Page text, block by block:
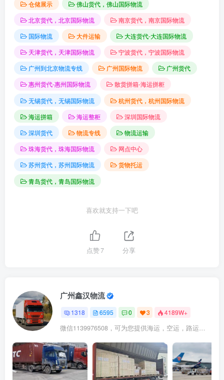
仓储展示
佛山货代，佛山国际物流
北京货代，北京国际物流
南京货代，南京国际物流
国际物流
大件运输
大连货代-大连国际物流
天津货代，天津国际物流
宁波货代，宁波国际物流
广州到北京物流专线
广州国际物流
广州货代
惠州货代-惠州国际物流
散货拼箱-海运拼柜
无锡货代，无锡国际物流
杭州货代，杭州国际物流
海运拼箱
海运整柜
深圳国际物流
深圳货代
物流专线
物流运输
珠海货代，珠海国际物流
网点中心
苏州货代，苏州国际物流
货物托运
青岛货代，青岛国际物流
喜欢就支持一下吧
点赞7 分享
广州鑫汉物流
1318 6595 0 3 4189W+
微信1139976508，可为您提供海运，空运，路运，铁路运输